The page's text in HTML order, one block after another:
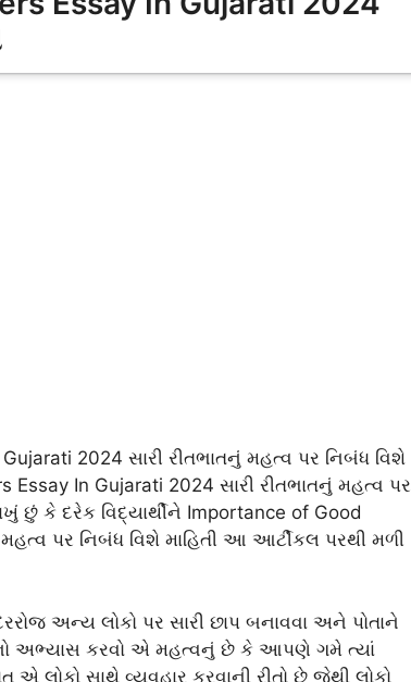
2024 સારી રીતભાતનું મહત્વ પર નિબંધ વિશે
In Gujarati 2024 સારી રીતભાતનું મહત્વ પર
છું કે દરેક વિદ્યાર્થીને Importance of Good
પર નિબંધ વિશે માહિતી આ આર્ટીકલ પરથી મળી
અન્ય લોકો પર સારી છાપ બનાવવા અને પોતાને
અભ્યાસ કરવો એ મહત્વનું છે કે આપણે ગમે ત્યાં
એ લોકો સાથે વ્યવહાર કરવાની રીતો છે જેથી લોકો